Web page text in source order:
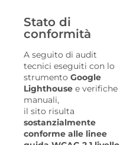
Stato di
conformità
A seguito di audit
tecnici eseguiti con lo
strumento Google
Lighthouse e verifiche
manuali,
il sito risulta
sostanzialmente
conforme alle linee